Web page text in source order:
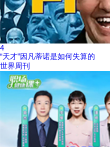
4
“天才”因凡蒂诺是如何失算的
世界周刊